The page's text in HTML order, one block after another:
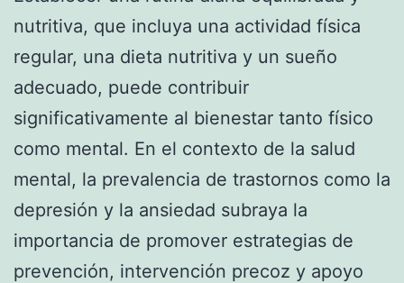
nutritiva, que incluya una actividad física
regular, una dieta nutritiva y un sueño
adecuado, puede contribuir
significativamente al bienestar tanto físico
como mental. En el contexto de la salud
mental, la prevalencia de trastornos como la
depresión y la ansiedad subraya la
importancia de promover estrategias de
prevención, intervención precoz y apoyo